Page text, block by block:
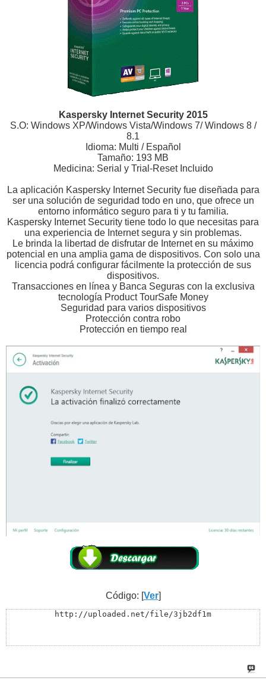
Kaspersky Internet Security 2015
S.O: Windows XP/Windows Vista/Windows 7/ Windows 8 /
8.1
Idioma: Multi / Español
Tamaño: 193 MB
Medicina: Serial y Trial-Reset Incluido
La aplicación Kaspersky Internet Security fue diseñada para
ser una solución de seguridad todo en uno, que ofrece un
entorno informático seguro para ti y tu familia.
Kaspersky Internet Security tiene todo lo que necesitas para
una experiencia de Internet segura y sin problemas.
Le brinda la libertad de disfrutar de Internet en su máximo
potencial en una amplia gama de dispositivos. Con solo una
licencia podrá configurar fácilmente la protección de sus
dispositivos.
Transacciones en línea y Banca Seguras con la exclusiva
tecnología Product TourSafe Money
Seguridad para varios dispositivos
Protección contra robo
Protección en tiempo real
Código: [Ver]
http://uploaded.net/file/3jb2df1m